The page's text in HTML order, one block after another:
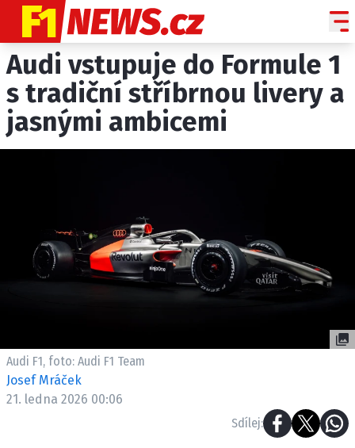
NOVINKY
GRAND PRIX
PADDOCK LINE
PROFILY TÝMŮ
ROZHOVORY
OSTATNÍ
ETICKÝ KODEX
Audi vstupuje do Formule 1
s tradiční stříbrnou livery a
jasnými ambicemi
Audi F1, foto: Audi F1 Team
Josef Mráček
21. ledna 2026 00:06
Sdílej: